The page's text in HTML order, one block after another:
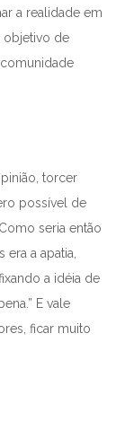
a realidade em
objetivo de
torcer
possível de
seria então
a apatia,
a idéia de
E vale
ficar muito